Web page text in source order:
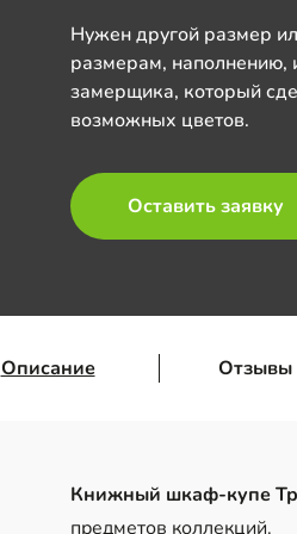
Нужен другой размер
размерам,
замерщика, который
возможных цветов.
Оставить заявку
Описание Отзывы
Книжный шкаф-купе
предметов коллекций.